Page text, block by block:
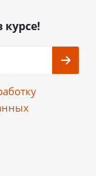
курсе!